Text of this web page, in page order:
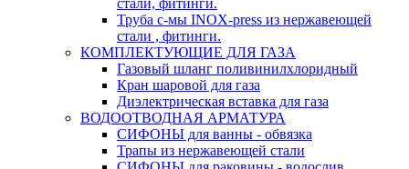
стали, фитинги.
Труба с-мы INOX-press из нержавеющей
стали , фитинги.
КОМПЛЕКТУЮЩИЕ ДЛЯ ГАЗА
Газовый шланг поливинилхлоридный
Кран шаровой для газа
Диэлектрическая вставка для газа
ВОДООТВОДНАЯ АРМАТУРА
СИФОНЫ для ванны - обвязка
Трапы из нержавеющей стали